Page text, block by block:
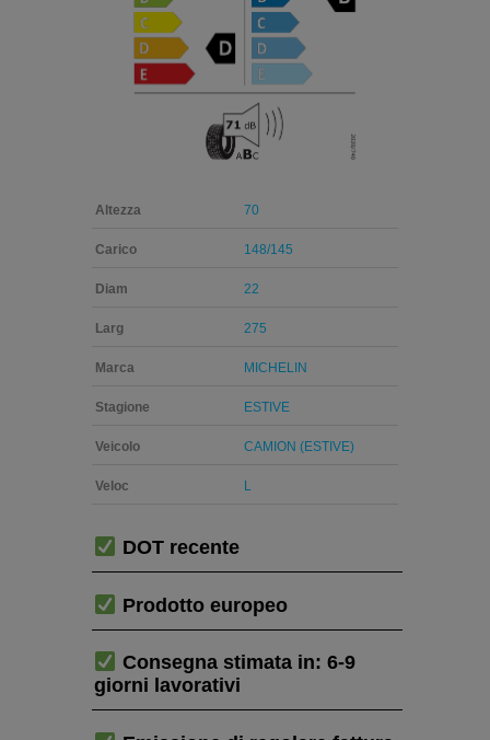
Altezza 70
Carico 148/145
Diam 22
Larg 275
Marca MICHELIN
Stagione ESTIVE
Veicolo CAMION (ESTIVE)
Veloc L
DOT recente
Prodotto europeo
Consegna stimata in: 6-9
giorni lavorativi